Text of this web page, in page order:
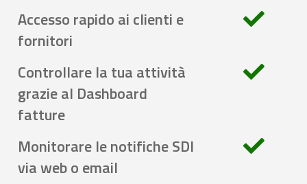
Accesso rapido ai clienti e
fornitori
Controllare la tua attività
grazie al Dashboard
fatture
Monitorare le notifiche SDI
via web o email